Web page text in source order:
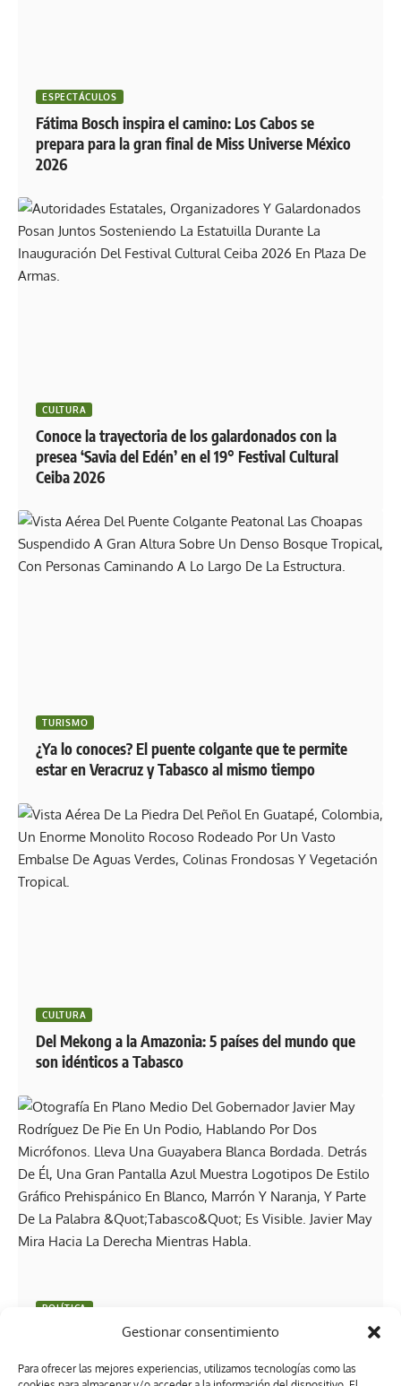
Gestionar consentimiento
Para ofrecer las mejores experiencias, utilizamos tecnologías como las
ESPECTÁCULOS
Fátima Bosch inspira el camino: Los Cabos se
prepara para la gran final de Miss Universe México
2026
CULTURA
Conoce la trayectoria de los galardonados con la
presea ‘Savia del Edén’ en el 19° Festival Cultural
Ceiba 2026
TURISMO
¿Ya lo conoces? El puente colgante que te permite
estar en Veracruz y Tabasco al mismo tiempo
CULTURA
Del Mekong a la Amazonia: 5 países del mundo que
son idénticos a Tabasco
POLÍTICA
Javier May anuncia avances en el C5, eventos